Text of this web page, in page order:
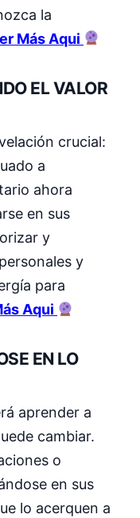
la
Más Aqui
EL VALOR
crucial:
a
ahora
en sus
y
y
para
Aqui
EN LO
aprender a
cambiar.
o
en sus
lo acerquen a